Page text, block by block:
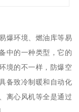
爆环境、燃油库等易
中的一种类型，它的
境的不一样，防爆空
备致冷制暖和自动化
离心风机等全是通过